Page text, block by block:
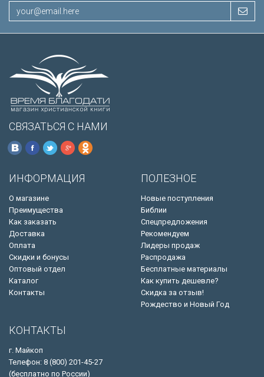
СВЯЗАТЬСЯ С НАМИ
ИНФОРМАЦИЯ
О магазине
Преимущества
Как заказать
Доставка
Оплата
Скидки и бонусы
Оптовый отдел
Каталог
Контакты
ПОЛЕЗНОЕ
Новые поступления
Библии
Спецпредложения
Рекомендуем
Лидеры продаж
Распродажа
Бесплатные материалы
Как купить дешевле?
Скидка за отзыв!
Рождество и Новый Год
КОНТАКТЫ
г. Майкоп
Телефон: 8 (800) 201-45-27
(бесплатно по России)